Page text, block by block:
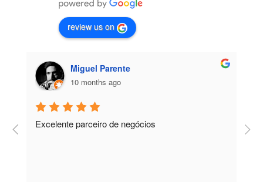
review us on
Miguel Parente
10 months ago
Excelente parceiro de negócios